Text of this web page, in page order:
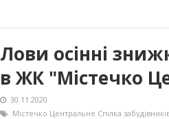
Лови осінні
в ЖК "Містечко
30.11.2020
Містечко Центральне Спілка